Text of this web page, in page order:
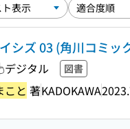
シズ 03 (角川コミッ
デジタル 図書
こと 著KADOKAWA